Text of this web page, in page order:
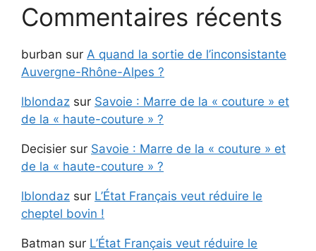
Commentaires récents
burban sur A quand la sortie de l’inconsistante
Auvergne-Rhône-Alpes ?
lblondaz sur Savoie : Marre de la « couture » et
de la « haute-couture » ?
Decisier sur Savoie : Marre de la « couture » et
de la « haute-couture » ?
lblondaz sur L’État Français veut réduire le
cheptel bovin !
Batman sur L’État Français veut réduire le